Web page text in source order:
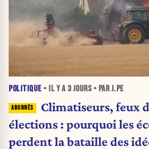
POLITIQUE • IL Y A 3 JOURS• PAR J.PE
Climatiseurs, feux
élections : pourquoi les
perdent la bataille des